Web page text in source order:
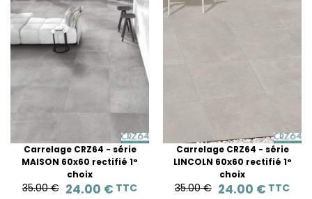
Carrelage CRZ64 - série
MAISON 60x60 rectifié 1°
choix
35.00 € 24.00 € TTC
Carrelage CRZ64 - série
LINCOLN 60x60 rectifié 1°
choix
35.00 € 24.00 € TTC